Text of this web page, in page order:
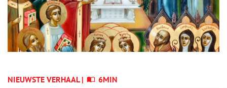
NIEUWSTE VERHAAL | 6MIN